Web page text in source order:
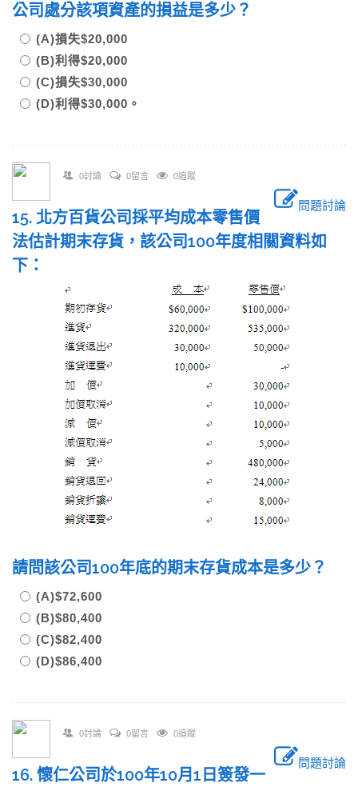
公司處分該項資產的損益是多少？
(A)損失$20,000
(B)利得$20,000
(C)損失$30,000
(D)利得$30,000。
0討論 0留言 0追蹤
問題討論
15. 北方百貨公司採平均成本零售價
法估計期末存貨，該公司100年度相關資料如
下：
請問該公司100年底的期末存貨成本是多少？
(A)$72,600
(B)$80,400
(C)$82,400
(D)$86,400
0討論 0留言 0追蹤
問題討論
16. 懷仁公司於100年10月1日簽發一